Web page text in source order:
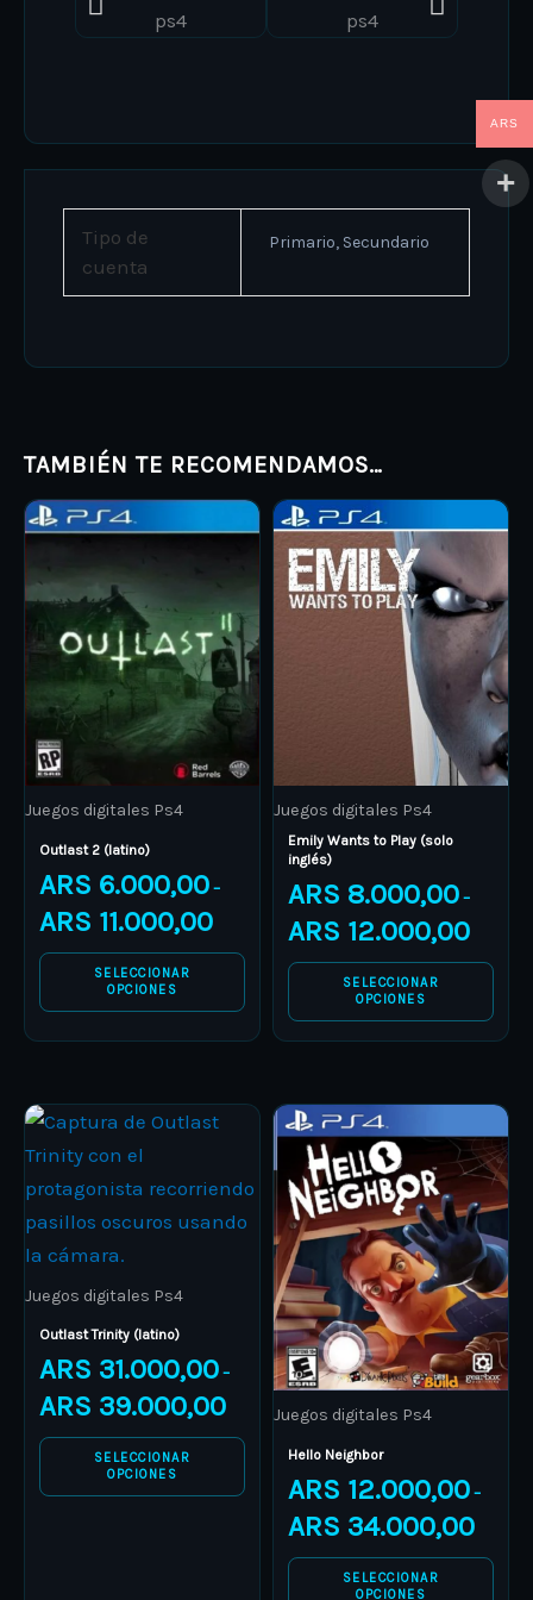
Tipo de
cuenta
Primario, Secundario
TAMBIÉN TE RECOMENDAMOS…
Juegos digitales Ps4
Outlast 2 (latino)
ARS 6.000,00 –
ARS 11.000,00
Price
range:
ARS 6.000,00
ARS 11.000,00
SELECCIONAR
OPCIONES
This
has
multiple
variants.
The
options
may
be
chosen
on
the
product
page
Juegos digitales Ps4
Emily Wants to Play (solo
inglés)
ARS 8.000,00 –
ARS 12.000,00
Price
range:
ARS
SELECCIONAR
OPCIONES
This
product
has
multiple
be
chosen
on
the
product
Juegos digitales Ps4
Outlast Trinity (latino)
ARS 31.000,00 –
ARS 39.000,00
Price
ARS 31.000,00
through
ARS 39.000,00
SELECCIONAR
OPCIONES
This
product
has
multiple
variants.
The
may
chosen
the
Juegos digitales Ps4
Hello Neighbor
ARS 12.000,00 –
ARS 34.000,00
Price
range:
ARS
through
ARS
SELECCIONAR
OPCIONES
This
product
has
multiple
variants.
The
options
may
be
chosen
on
the
product
page
ARS